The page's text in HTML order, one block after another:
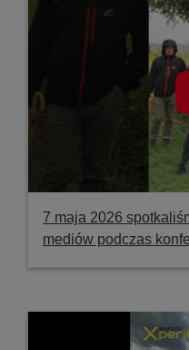
7 maja 2026
mediów podczas